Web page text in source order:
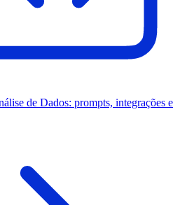
de Dados: prompts, integrações e